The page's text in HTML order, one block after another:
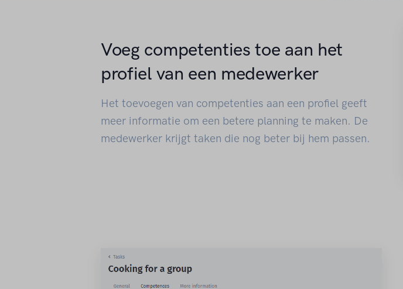
Voeg competenties toe aan het
profiel van een medewerker
Het toevoegen van competenties aan een profiel geeft
meer informatie om een betere planning te maken. De
medewerker krijgt taken die nog beter bij hem passen.